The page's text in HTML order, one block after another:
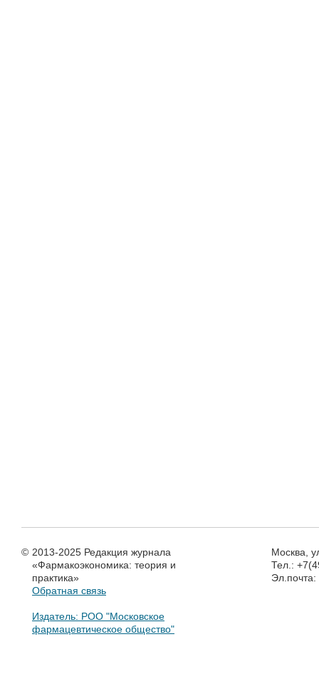
© 2013-2025 Редакция журнала
«Фармакоэкономика: теория и
практика»
Обратная связь
Издатель: РОО "Московское
фармацевтическое общество"
Москва,
Тел.:
Эл.почта: